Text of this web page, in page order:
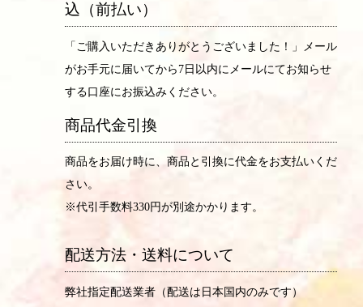
込（前払い）
「ご購入いただきありがとうございました！」メール
がお手元に届いてから7日以内にメールにてお知らせ
する口座にお振込みください。
商品代金引換
商品をお届け時に、商品と引換に代金をお支払いくだ
さい。
※代引手数料330円が別途かかります。
配送方法・送料について
弊社指定配送業者（配送は日本国内のみです）